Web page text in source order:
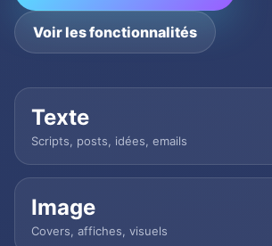
Voir les fonctionnalités
Texte
Scripts, posts, idées, emails
Image
Covers, affiches, visuels